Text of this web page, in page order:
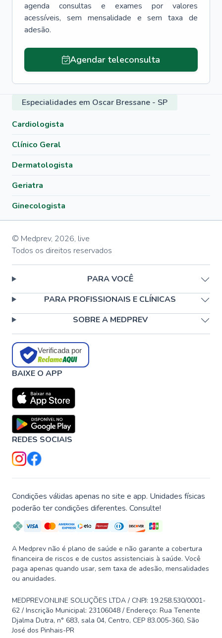
agenda consultas e exames por valores
acessíveis, sem mensalidade e sem taxa de
adesão.
Agendar teleconsulta
Especialidades em Oscar Bressane - SP
Cardiologista
Clínico Geral
Dermatologista
Geriatra
Ginecologista
© Medprev, 2026, live
Todos os direitos reservados
PARA VOCÊ
PARA PROFISSIONAIS E CLÍNICAS
SOBRE A MEDPREV
Verificada por
BAIXE O APP
REDES SOCIAIS
Condições válidas apenas no site e app. Unidades físicas
poderão ter condições diferentes. Consulte!
A Medprev não é plano de saúde e não garante a cobertura
financeira de riscos e de custos assistenciais à saúde. Você
paga apenas quando usar, sem taxa de adesão, mensalidades
ou anuidades.
MEDPREV.ONLINE SOLUÇÕES LTDA / CNPJ: 19.258.530/0001-
62 / Inscrição Municipal: 23106048 / Endereço: Rua Tenente
Djalma Dutra, n° 683, sala 04, Centro, CEP 83.005-360, São
José dos Pinhais-PR